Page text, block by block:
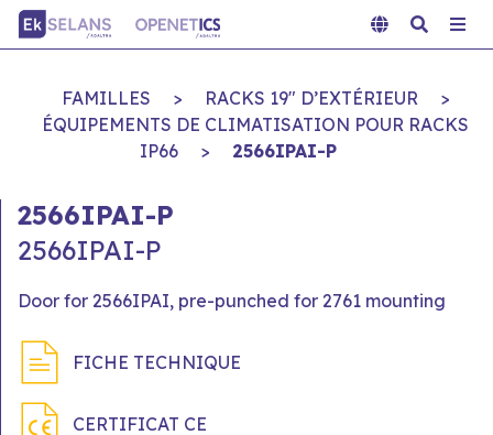
FAMILLES > RACKS 19" D’EXTÉRIEUR
>
ÉQUIPEMENTS DE CLIMATISATION POUR RACKS
IP66
> 2566IPAI-P
2566IPAI-P
2566IPAI-P
Door for 2566IPAI, pre-punched for 2761 mounting
FICHE TECHNIQUE
CERTIFICAT CE